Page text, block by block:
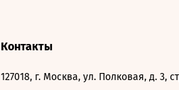
Контакты
127018, г. Москва, ул. Полковая, д. 3,